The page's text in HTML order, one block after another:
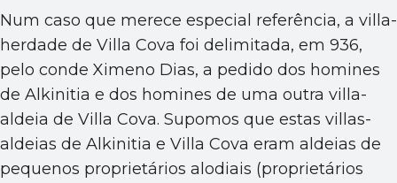
Num caso que merece especial referência, a villa-
herdade de Villa Cova foi delimitada, em 936,
pelo conde Ximeno Dias, a pedido dos homines
de Alkinitia e dos homines de uma outra villa-
aldeia de Villa Cova. Supomos que estas villas-
aldeias de Alkinitia e Villa Cova eram aldeias de
pequenos proprietários alodiais (proprietários